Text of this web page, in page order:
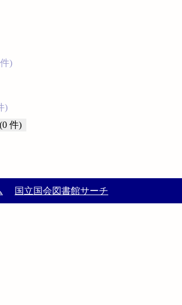
)
)
件)
国立国会図書館サーチ